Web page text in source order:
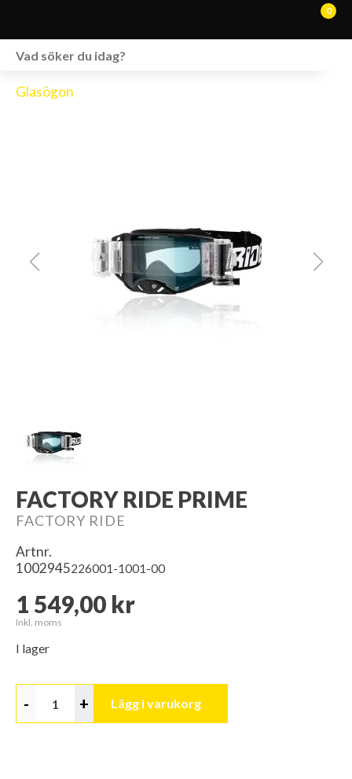
0
KONTAKT
Glasögon
FACTORY RIDE PRIME
FACTORY RIDE
Artnr.
1002945226001-1001-00
1 549,00 kr
Inkl. moms
I lager
- + Lägg i varukorg